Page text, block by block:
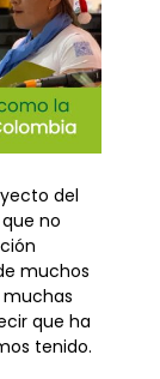
del
no
muchos
que ha
tenido.